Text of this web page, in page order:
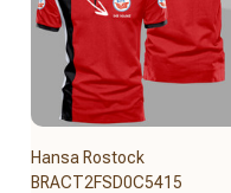
Hansa Rostock
BRACT2FSD0C5415